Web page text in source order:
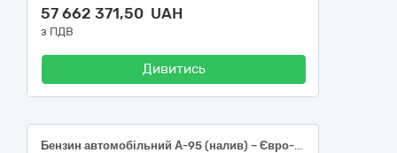
57 662 371,50 UAH
з ПДВ
Дивитись
Бензин автомобільний А-95 (налив) – Євро-5 – Е5 (Е0, Е7, Е10)